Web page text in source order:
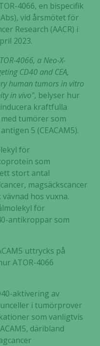
4066, en bispecifik
vid årsmötet för
Research (AACR) i
2023.
4066, a Neo-X-
CD40 and CEA,
human tumors in vitro
in vivo", belyser hur
kraftfulla
tumörer som
5 (CEACAM5).
för
som
stort antal
magsäckscancer
hos vuxna.
för
antikroppar som
uttrycks på
ATOR-4066
aktivering av
i tumörprover
som vanligtvis
däribland